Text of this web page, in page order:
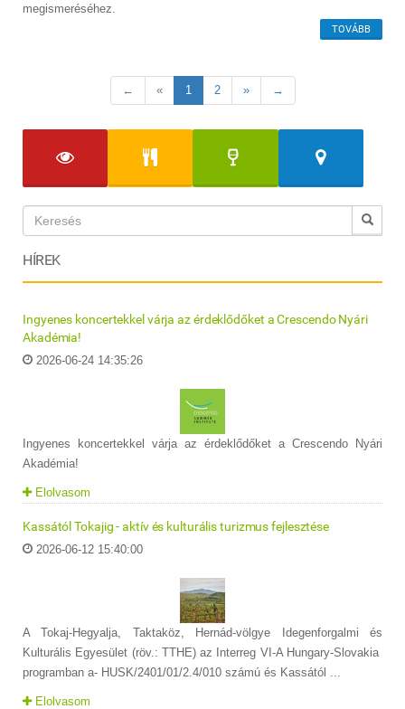
megismeréséhez.
TOVÁBB
← « 1 2 » →
HÍREK
Ingyenes koncertekkel várja az érdeklődőket a Crescendo Nyári
Akadémia!
2026-06-24 14:35:26
Ingyenes koncertekkel várja az érdeklődőket a Crescendo Nyári
Akadémia!
Elolvasom
Kassától Tokajig - aktív és kulturális turizmus fejlesztése
2026-06-12 15:40:00
A Tokaj-Hegyalja, Taktaköz, Hernád-völgye Idegenforgalmi és
Kulturális Egyesület (röv.: TTHE) az Interreg VI-A Hungary-Slovakia
programban a- HUSK/2401/01/2.4/010 számú és Kassától ...
Elolvasom